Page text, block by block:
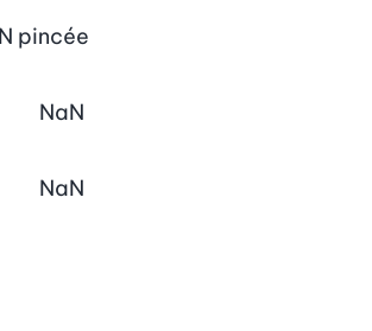
pincée
NaN
NaN